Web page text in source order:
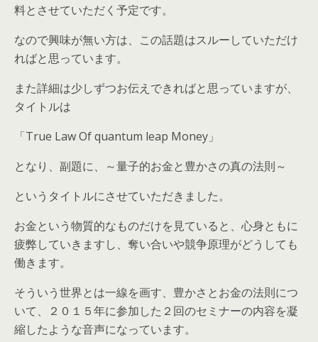
料とさせていただく予定です。
なので興味が無い方は、この話題はスルーしていただけ
ればと思っています。
また詳細は少しずつお伝えできればと思っていますが、
タイトルは
「True Law Of quantum leap Money」
となり、副題に、～量子的お金と豊かさの真の法則～
というタイトルにさせていただきました。
お金という物質的なものだけを見ていると、心身ともに
疲弊していきますし、奪い合いや競争原理がどうしても
働きます。
そういう世界とは一線を画す、豊かさとお金の法則につ
いて、２０１５年に参加した２回のセミナーの内容を凝
縮したような音声になっています。